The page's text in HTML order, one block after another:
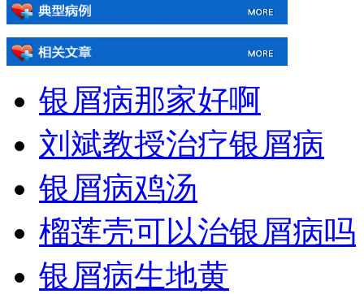
银屑病那家好啊
刘斌教授治疗银屑病
银屑病鸡汤
榴莲壳可以治银屑病吗
银屑病生地黄